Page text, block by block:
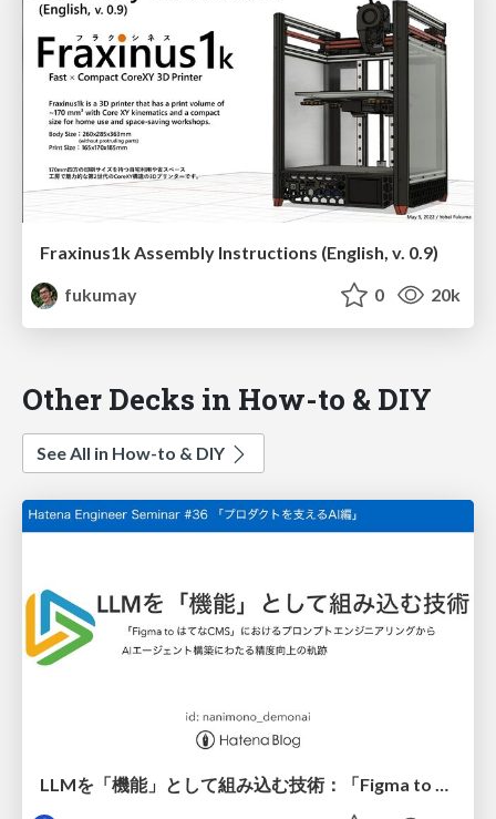
Fraxinus1k Assembly Instructions (English, v. 0.9)
fukumay
0 20k
Other Decks in How-to & DIY
See All in How-to & DIY
LLMを「機能」として組み込む技術：「Figma to はてなCMS」におけるプロンプトエンジニアリングからAIエージェント構築にわたる精度向上の軌跡